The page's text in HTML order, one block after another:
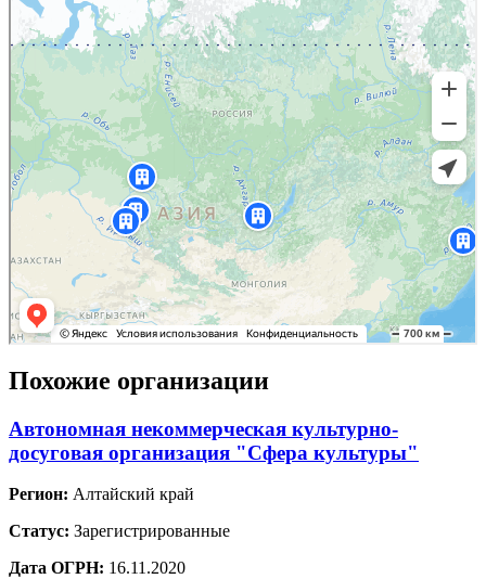
Похожие организации
Автономная некоммерческая культурно-
досуговая организация "Сфера культуры"
Регион: Алтайский край
Статус: Зарегистрированные
Дата ОГРН: 16.11.2020